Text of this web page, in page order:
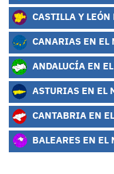
CASTILLA Y LEÓN
CANARIAS EN EL
ANDALUCÍA EN
ASTURIAS EN EL
CANTABRIA EN
BALEARES EN EL